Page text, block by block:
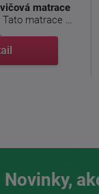
matrace
matrace má
Novinky,